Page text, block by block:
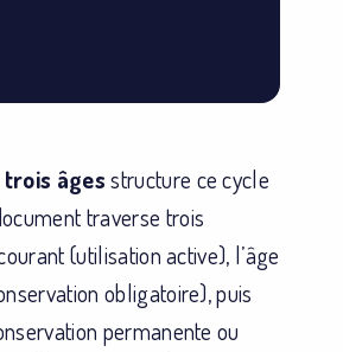
âgesstructure ce cycle
traverse trois
(utilisation active), l’âge
obligatoire), puis
permanente ou